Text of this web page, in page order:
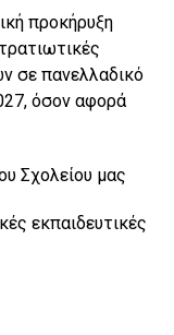
προκήρυξη
σε πανελλαδικό
όσον αφορά
Σχολείου μας
εκπαιδευτικές